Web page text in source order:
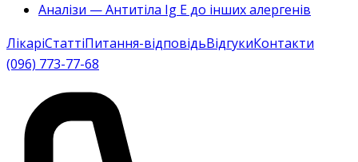
Аналізи — Антитіла Ig E до інших алергенів
ЛікаріСтаттіПитання-відповідьВідгукиКонтакти
(096) 773-77-68